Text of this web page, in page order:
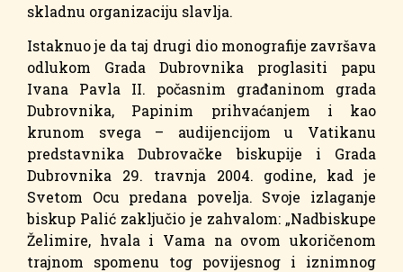
skladnu organizaciju slavlja.
Istaknuo je da taj drugi dio monografije završava
odlukom Grada Dubrovnika proglasiti papu
Ivana Pavla II. počasnim građaninom grada
Dubrovnika, Papinim prihvaćanjem i kao
krunom svega – audijencijom u Vatikanu
predstavnika Dubrovačke biskupije i Grada
Dubrovnika 29. travnja 2004. godine, kad je
Svetom Ocu predana povelja. Svoje izlaganje
biskup Palić zaključio je zahvalom: „Nadbiskupe
Želimire, hvala i Vama na ovom ukoričenom
trajnom spomenu tog povijesnog i iznimnog